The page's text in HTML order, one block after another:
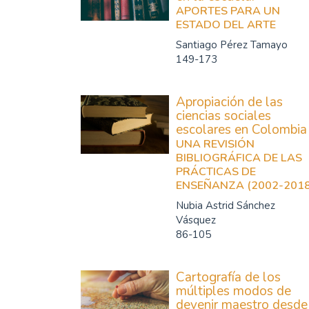
APORTES PARA UN
ESTADO DEL ARTE
Santiago Pérez Tamayo
149-173
Apropiación de las
ciencias sociales
escolares en Colombia
UNA REVISIÓN
BIBLIOGRÁFICA DE LAS
PRÁCTICAS DE
ENSEÑANZA (2002-
Nubia Astrid Sánchez
Vásquez
86-105
Cartografía de los
múltiples modos de
devenir maestro desde